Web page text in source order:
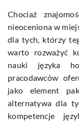
Chociaż
nieoceniona w
dla tych, którzy
warto rozważyć
nauki języka
pracodawców
jako element
alternatywa dla
kompetencje